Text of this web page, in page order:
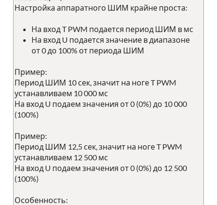
Настройка аппаратного ШИМ крайне проста:
На вход T PWM подается период ШИМ в мс
На вход U подается значение в диапазоне
от 0 до 100% от периода ШИМ
Пример:
Период ШИМ 10 сек, значит на ноге T PWM
устанавливаем 10 000 мс
На вход U подаем значения от 0 (0%) до 10 000
(100%)
Пример:
Период ШИМ 12,5 сек, значит на ноге T PWM
устанавливаем 12 500 мс
На вход U подаем значения от 0 (0%) до 12 500
(100%)
Особенность: